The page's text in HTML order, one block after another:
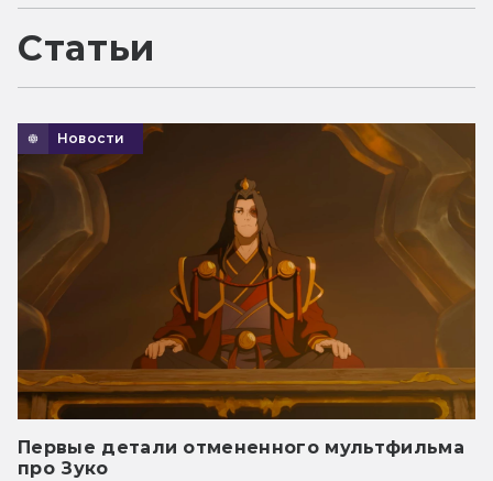
Статьи
Новости
Первые детали отмененного мультфильма
про Зуко